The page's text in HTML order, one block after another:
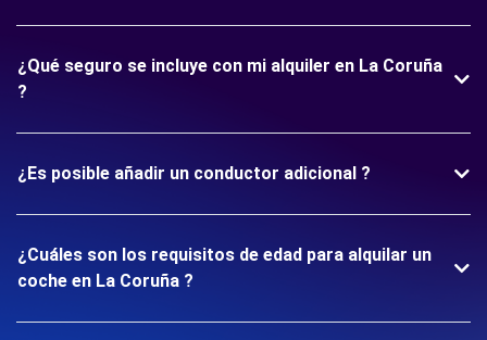
¿Qué seguro se incluye con mi alquiler en La Coruña
?
¿Es posible añadir un conductor adicional ?
¿Cuáles son los requisitos de edad para alquilar un
coche en La Coruña ?